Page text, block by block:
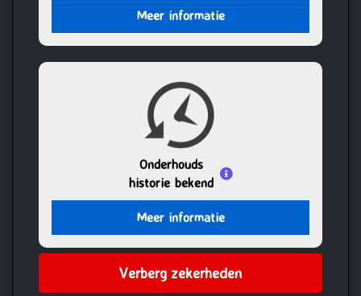
Meer informatie
Onderhouds
historie bekend
Meer informatie
Verberg zekerheden